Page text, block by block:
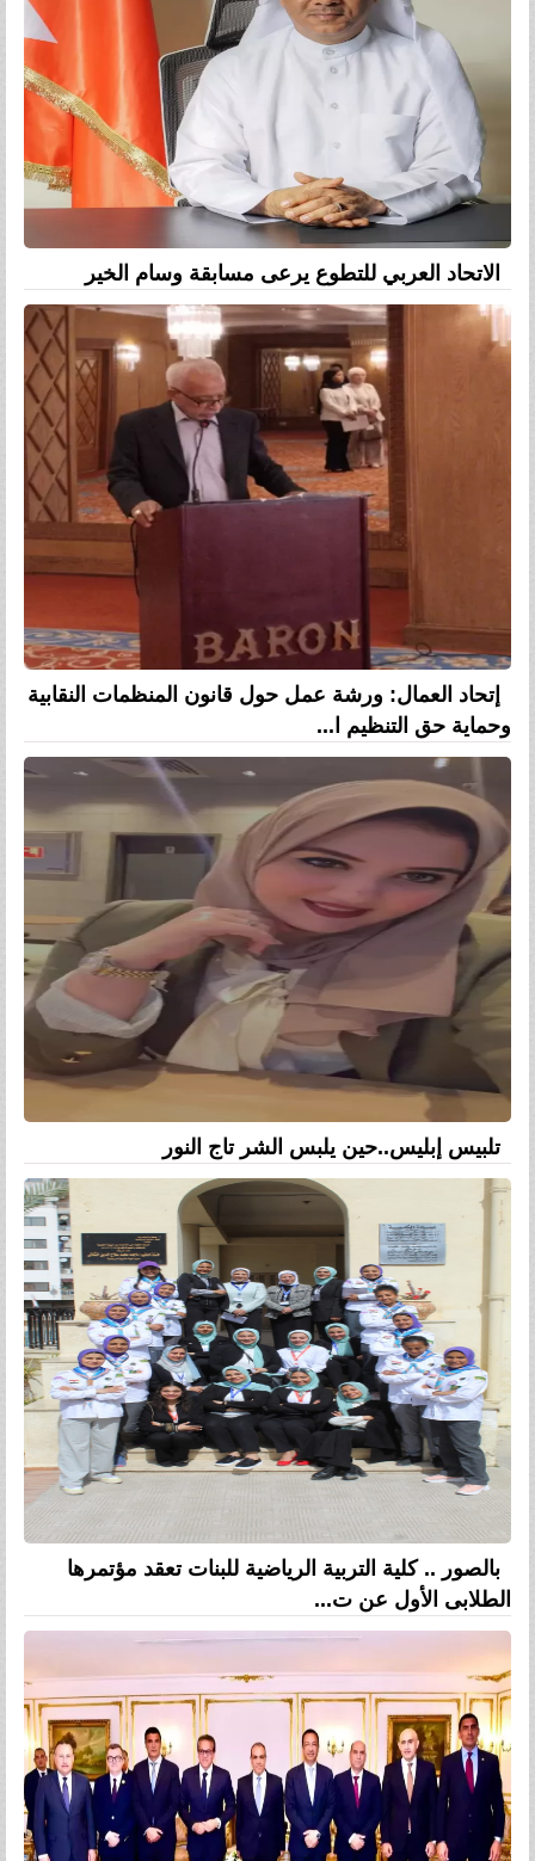
الاتحاد العربي للتطوع يرعى مسابقة وسام الخير
إتحاد العمال: ورشة عمل حول قانون المنظمات النقابية
وحماية حق التنظيم ا...
تلبيس إبليس..حين يلبس الشر تاج النور
بالصور .. كلية التربية الرياضية للبنات تعقد مؤتمرها
الطلابى الأول عن ت...